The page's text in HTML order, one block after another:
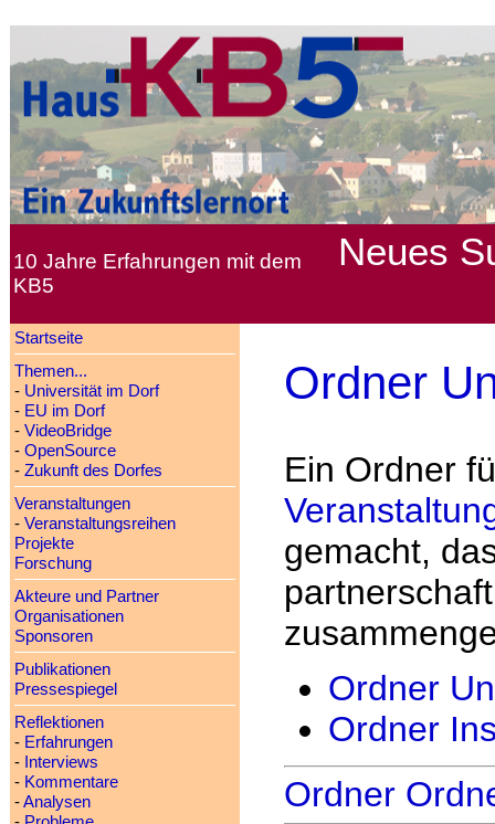
10 Jahre Erfahrungen mit dem
KB5
Neues
Startseite
Themen...
- Universität im Dorf
- EU im Dorf
- VideoBridge
- OpenSource
- Zukunft des Dorfes
Veranstaltungen
- Veranstaltungsreihen
Projekte
Forschung
Akteure und Partner
Organisationen
Sponsoren
Publikationen
Pressespiegel
Reflektionen
- Erfahrungen
- Interviews
- Kommentare
-Analysen
Ordner
Ein Ordner
gemacht,
Ordner
Ordner
Ordner